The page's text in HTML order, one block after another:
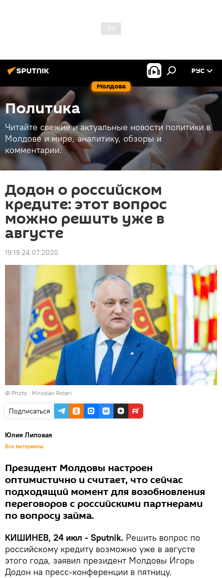
Молдова
РУС
Политика
Читайте свежие и актуальные новости политики в
Молдове и мире, аналитику, обзоры и
комментарии.
Додон о российском
кредите: этот вопрос
можно решить уже в
августе
19:19 24.07.2020
© Photo : Miroslav Rotari
Подписаться
Юлия Липовая
Все материалы
Президент Молдовы настроен
оптимистично и считает, что сейчас
подходящий момент для возобновления
переговоров с российскими партнерами
по вопросу займа.
КИШИНЕВ, 24 июл - Sputnik. Решить вопрос по
российскому кредиту возможно уже в августе
этого года, заявил президент Молдовы Игорь
Додон на пресс-конференции в пятницу.